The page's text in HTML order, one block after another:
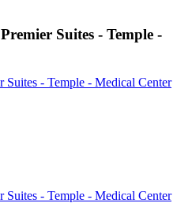
Suites - Temple -
Suites - Temple - Medical Center
Suites - Temple - Medical Center